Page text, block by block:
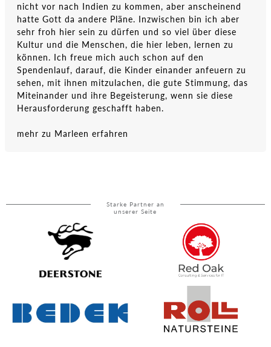
nicht vor nach Indien zu kommen, aber anscheinend
hatte Gott da andere Pläne. Inzwischen bin ich aber
sehr froh hier sein zu dürfen und so viel über diese
Kultur und die Menschen, die hier leben, lernen zu
können. Ich freue mich auch schon auf den
Spendenlauf, darauf, die Kinder einander anfeuern zu
sehen, mit ihnen mitzulachen, die gute Stimmung, das
Miteinander und ihre Begeisterung, wenn sie diese
Herausforderung geschafft haben.
mehr zu Marleen erfahren
Starke Partner an
unserer Seite